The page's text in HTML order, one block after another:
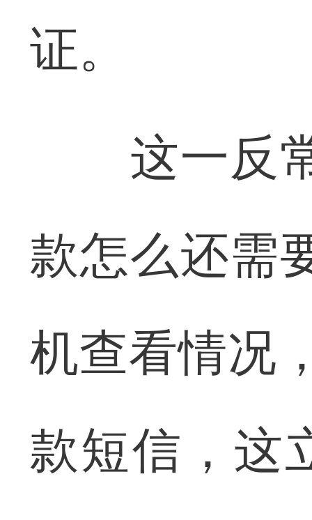
证。
这一反常
款怎么还需
机查看情况
款短信，这